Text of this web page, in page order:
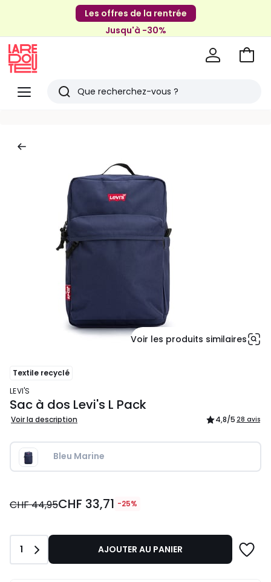
Les offres de la rentrée
Jusqu'à -30%
Menu
Redoute
Rechercher
Aller
Voir les produits similaires
Textile recyclé
LEVI'S
Sac à dos Levi's L Pack
Voir la description 4,8/5 28 avis
Bleu Marine
33,71
CHF
44,95
CHF 44,95CHF 33,71 -25%
Quantité
1 AJOUTER AU PANIER